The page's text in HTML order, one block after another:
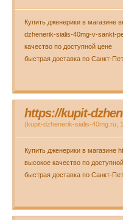
Купить дженерики в магазине
dzhenerik-sialis-40mg-v-sankt-
качество по доступной цене
быстрая доставка по Санкт-
https://kupit-
(kupit-dzhenerik-sialis-40mg.ru
Купить дженерики в магазине
высокое качество по
быстрая доставка по Санкт-